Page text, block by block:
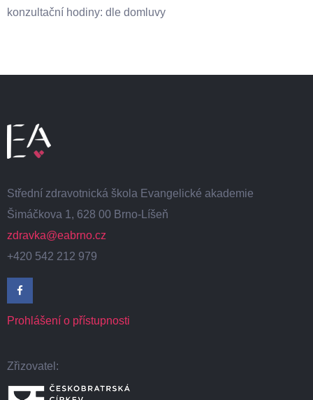
konzultační hodiny: dle domluvy
Střední zdravotnická škola Evangelické akademie
Šimáčkova 1, 628 00 Brno-Líšeň
zdravka@eabrno.cz
+420 542 212 979
Prohlášení o přístupnosti
Zřizovatel: